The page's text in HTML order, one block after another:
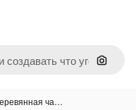
Поиск
ча…